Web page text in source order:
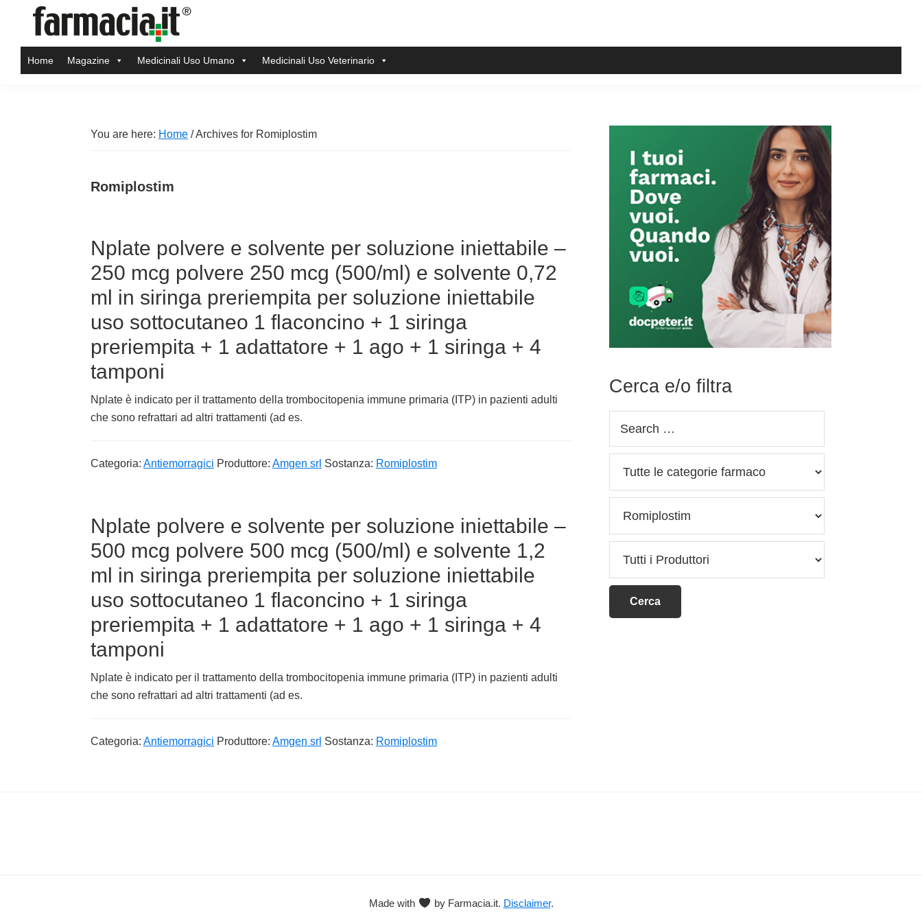
primary
main
primary
footerFarmacia.it
magazine
Home Magazine Medicinali Uso Umano Medicinali Uso Veterinario
You are here: Home /Archives for Romiplostim
Romiplostim
Nplate polvere e solvente per soluzione iniettabile –
250 mcg polvere 250 mcg (500/ml) e solvente 0,72
ml in siringa preriempita per soluzione iniettabile
uso sottocutaneo 1 flaconcino + 1 siringa
preriempita + 1 adattatore + 1 ago + 1 siringa + 4
tamponi
Nplate è indicato per il trattamento della trombocitopenia immune primaria (ITP) in pazienti adulti
che sono refrattari ad altri trattamenti (ad es.
Categoria: Antiemorragici Produttore: Amgen srl Sostanza: Romiplostim
Nplate polvere e solvente per soluzione iniettabile –
500 mcg polvere 500 mcg (500/ml) e solvente 1,2
ml in siringa preriempita per soluzione iniettabile
uso sottocutaneo 1 flaconcino + 1 siringa
preriempita + 1 adattatore + 1 ago + 1 siringa + 4
tamponi
Nplate è indicato per il trattamento della trombocitopenia immune primaria (ITP) in pazienti adulti
che sono refrattari ad altri trattamenti (ad es.
Categoria: Antiemorragici Produttore: Amgen srl Sostanza: Romiplostim
Sidebar
Cerca e/o filtra
Made with by Farmacia.it. Disclaimer.